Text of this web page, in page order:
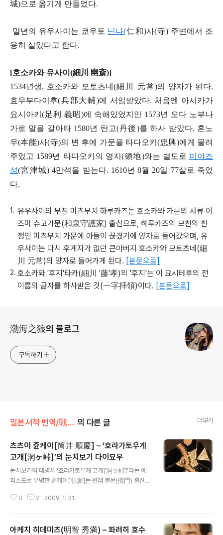
城)으로 옮기게 만들었다.
말년의 유우사이는 쿄우토 닌나(仁和)사(寺) 주변에서 조
용히 살았다고 한다.
[호소카와 유사이(細川 幽斎)]
1534년생. 호소카와 모토츠네(細川 元常)의 양자가 된다.
효우부다이후(兵部大輔)에 서임받았다. 처음엔 아시카가
요시아키(足利 義昭)에 속해있었지만 1573년 오다 노부나
가로 말을 갈아타 1580년 탄고(丹後)를 하사 받았다. 혼노
우(本能)사(寺)의 변 후에 가문을 타다오키(忠興)에게 물려
주었고 1589년 타다오키의 영지(領地)와는 별도로 미야즈
성(宮津城) 4만석을 받는다. 1610년 8월 20일 77살로 죽었
다.
유우사이의 부친 미츠부치 하루카즈는 호소카와 가문의 서류 이
즈미 슈고가문(和泉守護家) 출신으로, 하루카즈의 모친의 친
정인 미츠부치 가문에 아들이 끊겼기에 양자로 들어갔으며, 유
우사이는 다시 후계자가 없던 큰아버지 호소카와 모토츠네(細
川 元常)의 양자로 들어가게 된다. [본문으로]
호소카와 '후지'타카(細川 '藤'孝)의 '후지'는 이 요시테루의 전
이름의 글자를 하사받은 것(一字拝領)이다. [본문으로]
渤海之狼의 블로그
구독하기
일본서적 번역/戰國武將100話 의 다른 글 더보기
츠츠이 쥰케이[筒井 順慶] – ‘호라가토우게
고개[洞ヶ峠]’의 눈치보기 다이묘우
눈치보기의 대명사 '호라가토우게 고개[洞ヶ峠]'라는 에
피소드로 유명한 쥰케이[順慶]는 원래 불문(佛門) 출신이
정통하고 와카[和歌]나 다도(茶道)에도 능한 문화인이었
어깨에 걸치고 전쟁터로 향했다고 한다. 그의 가문은 대대
0 2 2009. 1. 31.
아케치 히데미츠(明智 秀満) – 화려히 호수